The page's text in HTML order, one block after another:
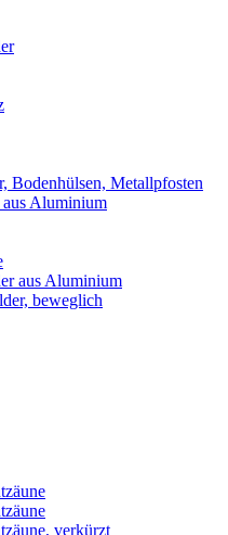
Bodenhülsen, Metallpfosten
aus Aluminium
aus Aluminium
beweglich
verkürzt